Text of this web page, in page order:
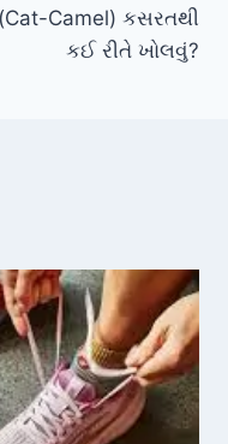
(Cat-Camel) કસરતથી
કઈ રીતે ખોલવું?